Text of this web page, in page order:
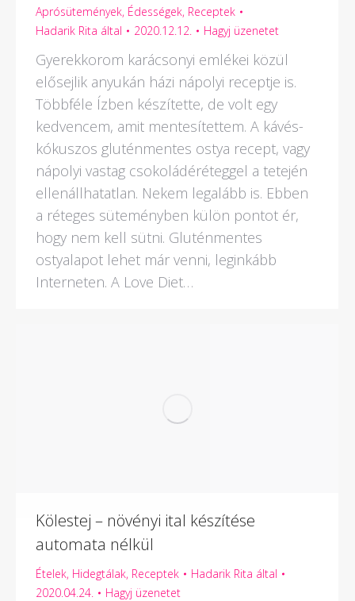
Aprósütemények, Édességek, Receptek
Hadarik Rita által 2020.12.12. Hagyj üzenetet
Gyerekkorom karácsonyi emlékei közül
elősejlik anyukán házi nápolyi receptje is.
Többféle Ízben készítette, de volt egy
kedvencem, amit mentesítettem. A kávés-
kókuszos gluténmentes ostya recept, vagy
nápolyi vastag csokoládéréteggel a tetején
ellenállhatatlan. Nekem legalább is. Ebben
a réteges süteményben külön pontot ér,
hogy nem kell sütni. Gluténmentes
ostyalapot lehet már venni, leginkább
Interneten. A Love Diet…
Kölestej – növényi ital készítése
automata nélkül
Ételek, Hidegtálak, Receptek Hadarik Rita által
2020.04.24.
Hagyj üzenetet